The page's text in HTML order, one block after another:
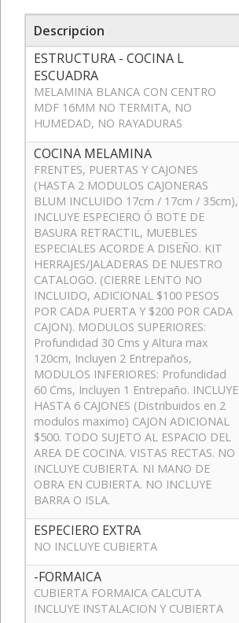
Descripcion
ESTRUCTURA - COCINA L
ESCUADRA
MELAMINA BLANCA CON CENTRO
MDF 16MM NO TERMITA, NO
HUMEDAD, NO RAYADURAS
COCINA MELAMINA
FRENTES, PUERTAS Y CAJONES
(HASTA 2 MODULOS CAJONERAS
BLUM INCLUIDO 17cm / 17cm / 35cm),
INCLUYE ESPECIERO Ó BOTE DE
BASURA RETRACTIL, MUEBLES
ESPECIALES ACORDE A DISEÑO. KIT
HERRAJES/JALADERAS DE NUESTRO
CATALOGO. (CIERRE LENTO NO
INCLUIDO, ADICIONAL $100 PESOS
POR CADA PUERTA Y $200 POR CADA
CAJON). MODULOS SUPERIORES:
Profundidad 30 Cms y Altura max
120cm, Incluyen 2 Entrepaños,
MODULOS INFERIORES: Profundidad
60 Cms, Incluyen 1 Entrepaño. INCLUYE
HASTA 6 CAJONES (Distribuidos en 2
modulos maximo) CAJON ADICIONAL
$500. TODO SUJETO AL ESPACIO DEL
AREA DE COCINA. VISTAS RECTAS. NO
INCLUYE CUBIERTA. NI MANO DE
OBRA EN CUBIERTA. NO INCLUYE
BARRA O ISLA.
ESPECIERO EXTRA
NO INCLUYE CUBIERTA
-FORMAICA
CUBIERTA FORMAICA CALCUTA
INCLUYE INSTALACION Y CUBIERTA